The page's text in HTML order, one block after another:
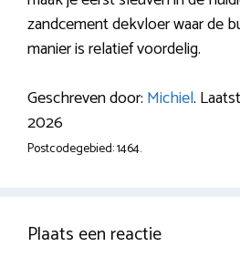
zandcement dekvloer waar de
manier is relatief voordelig.
Geschreven door: Michiel.
2026
Postcodegebied: 1464.
Plaats een reactie